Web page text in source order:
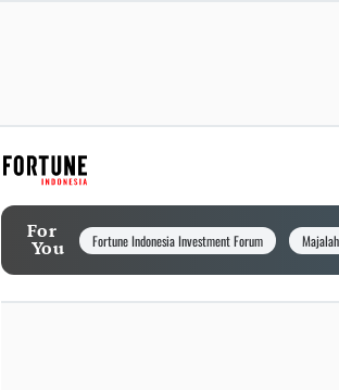
For
You Fortune Indonesia Investment Forum